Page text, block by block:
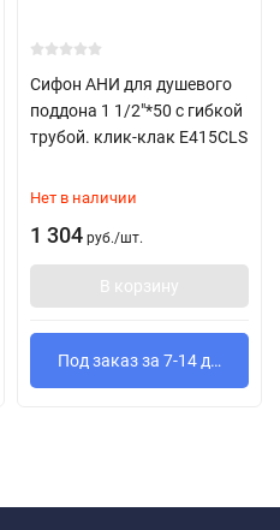
Сифон АНИ для душевого
поддона 1 1/2"*50 с гибкой
трубой. клик-клак E415CLS
Нет в наличии
1 304 руб./шт.
В корзину
Под заказ за 7-14 дней